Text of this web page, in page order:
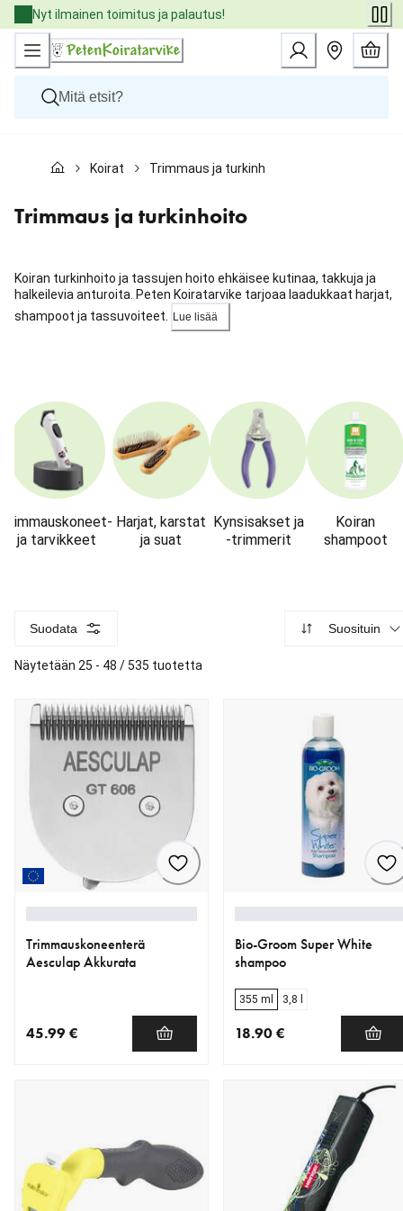
Skip
to
Content
Nyt ilmainen toimitus ja palautus!
Kissat
Eläinlääkäriruoat
Tuotemerkit
Palvelut
Koirat Trimmaus ja turkinhoito
Trimmaus ja turkinhoito
Koiran turkinhoito ja tassujen hoito ehkäisee kutinaa, takkuja ja
halkeilevia anturoita. Peten Koiratarvike tarjoaa laadukkaat harjat,
shampoot ja tassuvoiteet.
Lue lisää
Trimmauskoneet-
ja tarvikkeet
Harjat, karstat
ja suat
Kynsisakset ja
-trimmerit
Koiran
shampoot
Suodata Suosituin
Näytetään 25 - 48 / 535 tuotetta
Trimmauskoneenterä
Aesculap Akkurata
45.99 €
Bio-Groom Super White
shampoo
355 ml 3,8 l
18.90 €